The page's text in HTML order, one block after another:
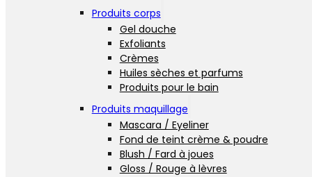
Produits corps
Gel douche
Exfoliants
Crèmes
Huiles sèches et parfums
Produits pour le bain
Produits maquillage
Mascara / Eyeliner
Fond de teint crème & poudre
Blush / Fard à joues
Gloss / Rouge à lèvres